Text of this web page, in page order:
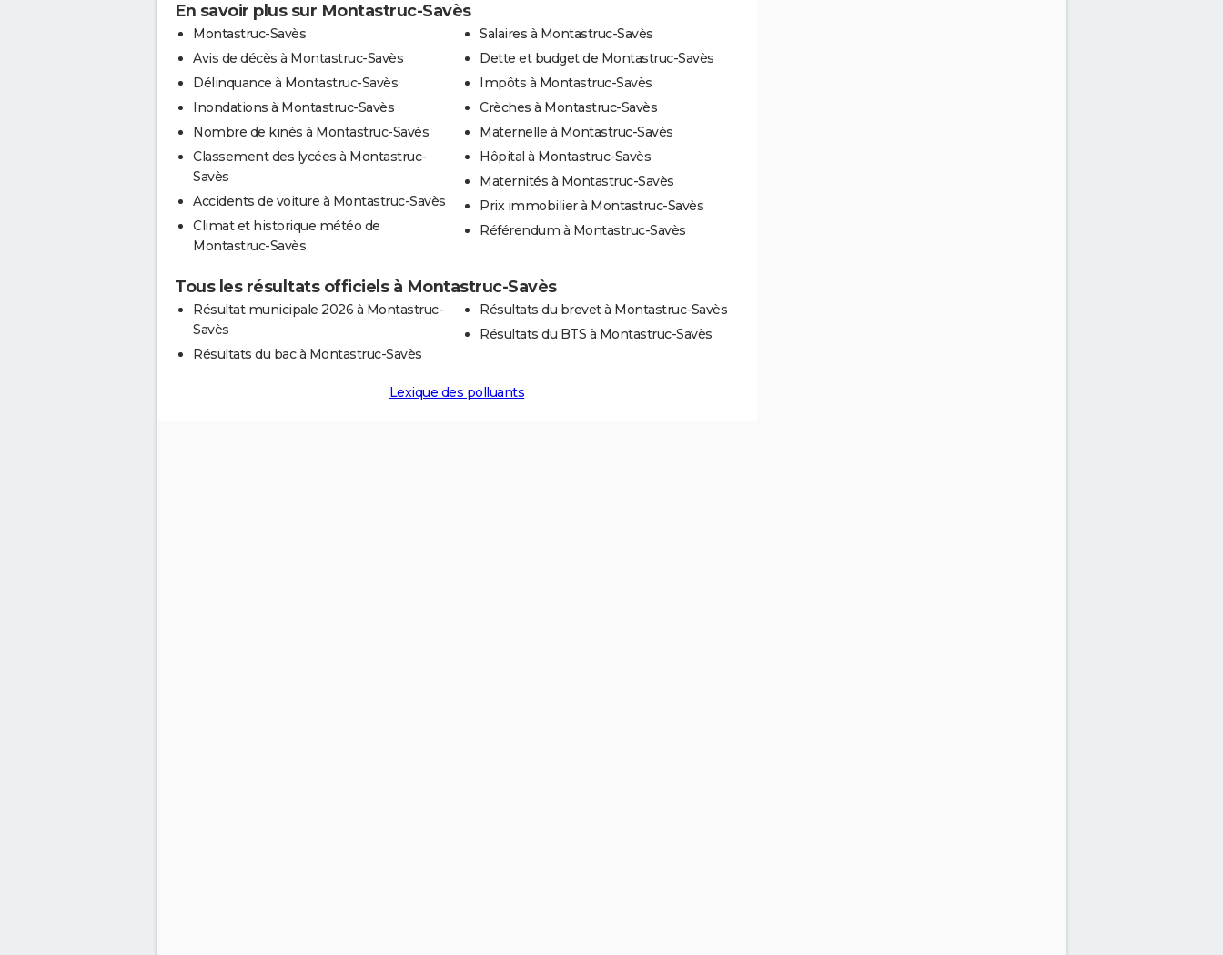
En savoir plus sur Montastruc-Savès
Montastruc-Savès
Avis de décès à Montastruc-Savès
Délinquance à Montastruc-Savès
Inondations à Montastruc-Savès
Nombre de kinés à Montastruc-Savès
Classement des lycées à Montastruc-
Savès
Accidents de voiture à Montastruc-Savès
Climat et historique météo de
Montastruc-Savès
Salaires à Montastruc-Savès
Dette et budget de Montastruc-Savès
Impôts à Montastruc-Savès
Crèches à Montastruc-Savès
Maternelle à Montastruc-Savès
Hôpital à Montastruc-Savès
Maternités à Montastruc-Savès
Prix immobilier à Montastruc-Savès
Référendum à Montastruc-Savès
Tous les résultats officiels à Montastruc-Savès
Résultat municipale 2026 à Montastruc-
Savès
Résultats du bac à Montastruc-Savès
Résultats du brevet à Montastruc-Savès
Résultats du BTS à Montastruc-Savès
Lexique des polluants